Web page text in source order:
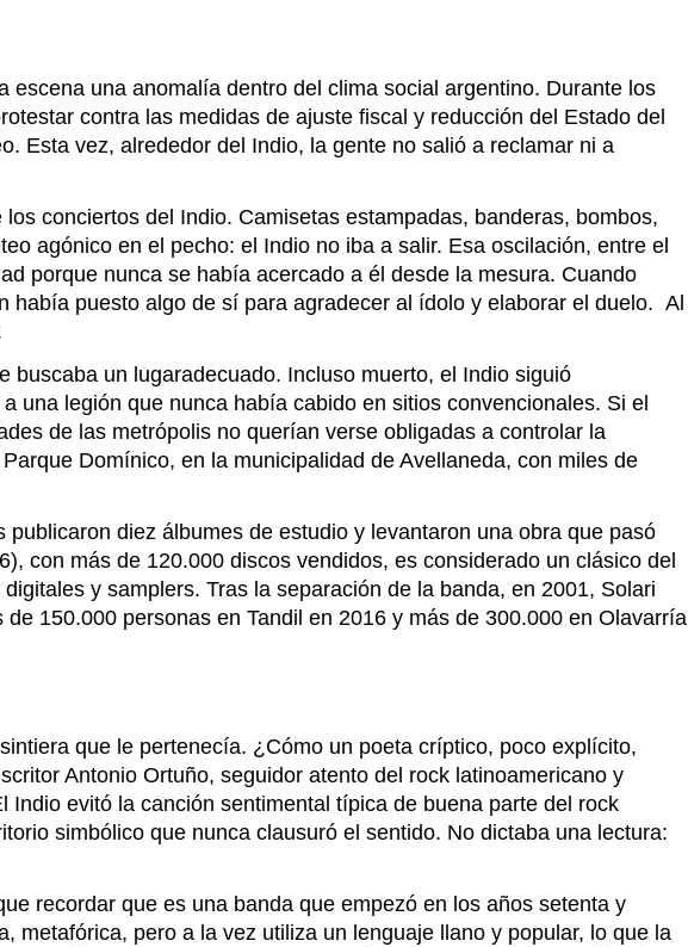
escena una anomalía dentro del clima social argentino. Durante los
contra las medidas de ajuste fiscal y reducción del Estado del
Esta vez, alrededor del Indio, la gente no salió a reclamar ni a
conciertos del Indio. Camisetas estampadas, banderas, bombos,
agónico en el pecho: el Indio no iba a salir. Esa oscilación, entre el
porque nunca se había acercado a él desde la mesura. Cuando
puesto algo de sí para agradecer al ídolo y elaborar el duelo. Al
un lugaradecuado. Incluso muerto, el Indio siguió
una legión que nunca había cabido en sitios convencionales. Si el
de las metrópolis no querían verse obligadas a controlar la
Domínico, en la municipalidad de Avellaneda, con miles de
diez álbumes de estudio y levantaron una obra que pasó
con más de 120.000 discos vendidos, es considerado un clásico del
y samplers. Tras la separación de la banda, en 2001, Solari
150.000 personas en Tandil en 2016 y más de 300.000 en Olavarría
que le pertenecía. ¿Cómo un poeta críptico, poco explícito,
Antonio Ortuño, seguidor atento del rock latinoamericano y
evitó la canción sentimental típica de buena parte del rock
simbólico que nunca clausuró el sentido. No dictaba una lectura:
recordar que es una banda que empezó en los años setenta y
metafórica, pero a la vez utiliza un lenguaje llano y popular, lo que la